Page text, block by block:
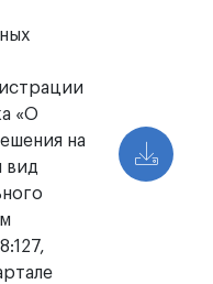
«О
на
вид